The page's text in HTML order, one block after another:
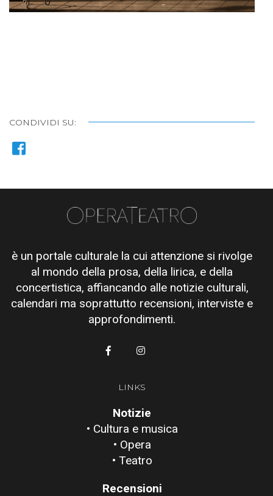
CONDIVIDI SU:
è un portale culturale la cui attenzione si rivolge
al mondo della prosa, della lirica, e della
concertistica, affiancando alle notizie culturali,
calendari ma soprattutto recensioni, interviste e
approfondimenti.
LINKS
Notizie
• Cultura e musica
• Opera
• Teatro
Recensioni